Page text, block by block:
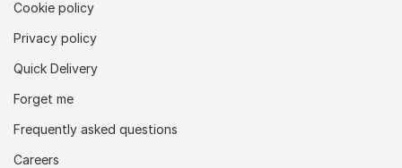
Cookie policy
Privacy policy
Quick Delivery
Forget me
Frequently asked questions
Careers